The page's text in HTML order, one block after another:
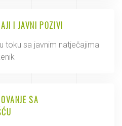
I JAVNI POZIVI
toku sa javnim natječajima
SA